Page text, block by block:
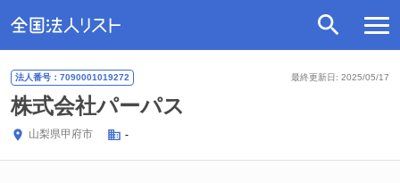
最終更新日: 2025/05/17
法人番号：7090001019272
株式会社パーパス
山梨県甲府市 -